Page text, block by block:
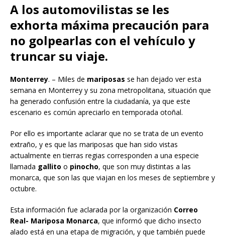
A los automovilistas se les
exhorta máxima precaución para
no golpearlas con el vehículo y
truncar su viaje.
Monterrey. – Miles de mariposas se han dejado ver esta
semana en Monterrey y su zona metropolitana, situación que
ha generado confusión entre la ciudadanía, ya que este
escenario es común apreciarlo en temporada otoñal.
Por ello es importante aclarar que no se trata de un evento
extraño, y es que las mariposas que han sido vistas
actualmente en tierras regias corresponden a una especie
llamada gallito o pinocho, que son muy distintas a las
monarca, que son las que viajan en los meses de septiembre y
octubre.
Esta información fue aclarada por la organización Correo
Real- Mariposa Monarca, que informó que dicho insecto
alado está en una etapa de migración, y que también puede